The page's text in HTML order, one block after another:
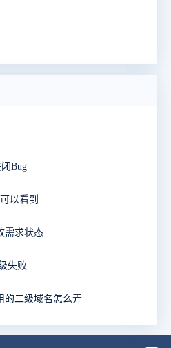
Bug
以看到
需求状态
失败
的二级域名怎么弄